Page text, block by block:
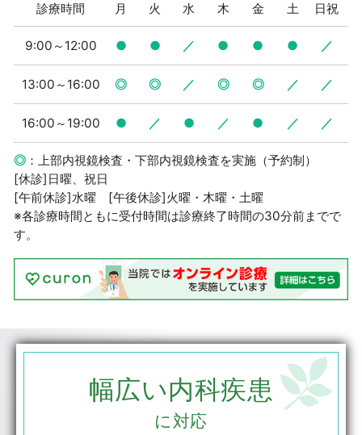
◎：上部内視鏡検査・下部内視鏡検査を実施（予約制）
[休診]日曜、祝日
[午前休診]水曜 [午後休診]火曜・木曜・土曜
※各診療時間ともに受付時間は診療終了時間の30分前までで
す。
診療時間 月 火 水 木 金 土 日祝
9:00～12:00 ● ● ／ ● ● ● ／
13:00～16:00 ◎ ◎ ／ ◎ ◎ ／ ／
16:00～19:00 ● ／ ● ／ ● ／ ／
幅広い内科疾患
に対応